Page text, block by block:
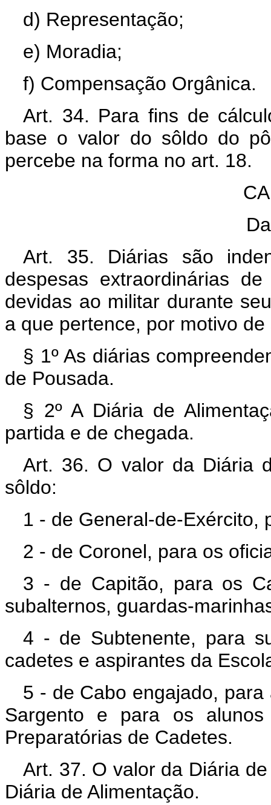
d) Representação;
e) Moradia;
f) Compensação Orgânica.
Art. 34. Para fins de
base o valor do sôldo do
percebe na forma no art. 18.
Art. 35. Diárias são
despesas extraordinárias
devidas ao militar durante
a que pertence, por motivo de
§ 1º As diárias
de Pousada.
§ 2º A Diária de
partida e de chegada.
Art. 36. O valor da Diária
sôldo:
1 - de General-de-Exército,
2 - de Coronel, para os
3 - de Capitão, para os
subalternos, guardas-
4 - de Subtenente, para
cadetes e aspirantes da
5 - de Cabo engajado,
Sargento e para os
Preparatórias de Cadetes.
Art. 37. O valor da Diária
Diária de Alimentação.